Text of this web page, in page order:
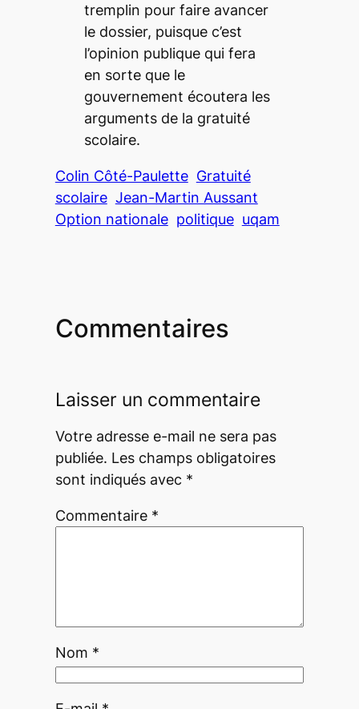
tremplin pour faire avancer
le dossier, puisque c’est
l’opinion publique qui fera
en sorte que le
gouvernement écoutera les
arguments de la gratuité
scolaire.
Colin Côté-Paulette Gratuité
scolaire Jean-Martin Aussant
Option nationale politique uqam
Commentaires
Laisser un commentaire
Votre adresse e-mail ne sera pas
publiée. Les champs obligatoires
sont indiqués avec *
Commentaire *
Nom *